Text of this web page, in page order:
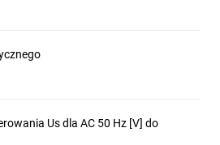
Us dla AC 50 Hz [V] do